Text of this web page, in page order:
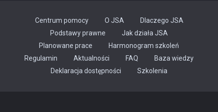
Centrum pomocy O JSA
Dlaczego JSA
Podstawy prawne
Jak działa JSA
Planowane prace
Harmonogram szkoleń
Regulamin
Aktualności FAQ
Baza wiedzy
Deklaracja dostępności
Szkolenia